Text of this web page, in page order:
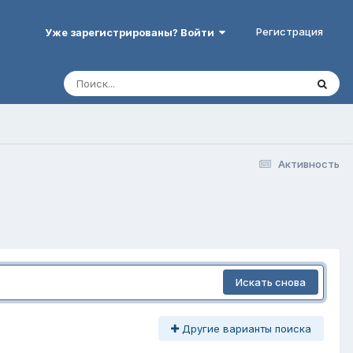
Уже зарегистрированы? Войти Регистрация
Активность
Искать снова
Другие варианты поиска